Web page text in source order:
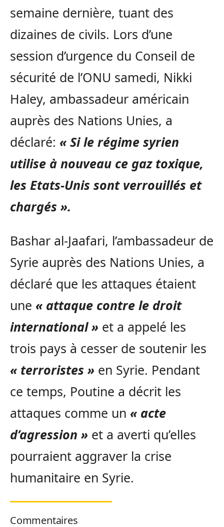
semaine dernière, tuant des
dizaines de civils. Lors d’une
session d’urgence du Conseil de
sécurité de l’ONU samedi, Nikki
Haley, ambassadeur américain
auprès des Nations Unies, a
déclaré: « Si le régime syrien
utilise à nouveau ce gaz toxique,
les Etats-Unis sont verrouillés et
chargés ».
Bashar al-Jaafari, l’ambassadeur de
Syrie auprès des Nations Unies, a
déclaré que les attaques étaient
une « attaque contre le droit
international » et a appelé les
trois pays à cesser de soutenir les
« terroristes » en Syrie. Pendant
ce temps, Poutine a décrit les
attaques comme un « acte
d’agression » et a averti qu’elles
pourraient aggraver la crise
humanitaire en Syrie.
Commentaires